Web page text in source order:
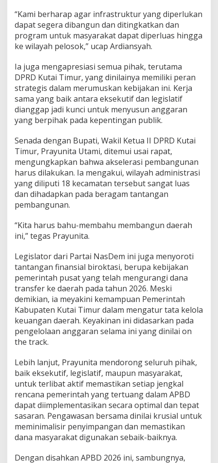
u
M
e
m
b
h
u
“Kami berharap agar infrastruktur yang diperlukan
dapat segera dibangun dan ditingkatkan dan
program untuk masyarakat dapat diperluas hingga
ke wilayah pelosok,” ucap Ardiansyah.
Ia juga mengapresiasi semua pihak, terutama
DPRD Kutai Timur, yang dinilainya memiliki peran
strategis dalam merumuskan kebijakan ini. Kerja
sama yang baik antara eksekutif dan legislatif
dianggap jadi kunci untuk menyusun anggaran
yang berpihak pada kepentingan publik.
Senada dengan Bupati, Wakil Ketua II DPRD Kutai
Timur, Prayunita Utami, ditemui usai rapat,
mengungkapkan bahwa akselerasi pembangunan
harus dilakukan. Ia mengakui, wilayah administrasi
yang diliputi 18 kecamatan tersebut sangat luas
dan dihadapkan pada beragam tantangan
pembangunan.
“Kita harus bahu-membahu membangun daerah
ini,” tegas Prayunita.
Legislator dari Partai NasDem ini juga menyoroti
tantangan finansial biroktasi, berupa kebijakan
pemerintah pusat yang telah mengurangi dana
transfer ke daerah pada tahun 2026. Meski
demikian, ia meyakini kemampuan Pemerintah
Kabupaten Kutai Timur dalam mengatur tata kelola
keuangan daerah. Keyakinan ini didasarkan pada
pengelolaan anggaran selama ini yang dinilai on
the track.
Lebih lanjut, Prayunita mendorong seluruh pihak,
baik eksekutif, legislatif, maupun masyarakat,
untuk terlibat aktif memastikan setiap jengkal
rencana pemerintah yang tertuang dalam APBD
dapat diimplementasikan secara optimal dan tepat
sasaran. Pengawasan bersama dinilai krusial untuk
meminimalisir penyimpangan dan memastikan
dana masyarakat digunakan sebaik-baiknya.
Dengan disahkan APBD 2026 ini, sambungnya,